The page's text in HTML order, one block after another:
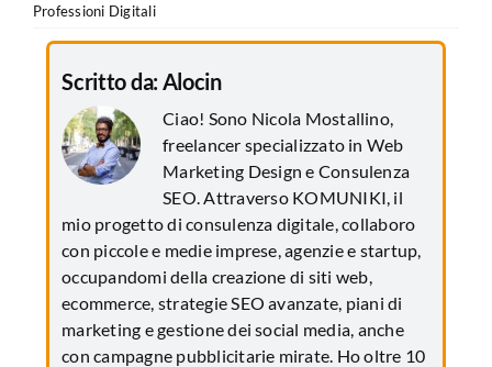
Professioni Digitali
Scritto da:Alocin
Ciao! Sono Nicola Mostallino,
freelancer specializzato in Web
Marketing Design e Consulenza
SEO. Attraverso KOMUNIKI, il
mio progetto di consulenza digitale, collaboro
con piccole e medie imprese, agenzie e startup,
occupandomi della creazione di siti web,
ecommerce, strategie SEO avanzate, piani di
marketing e gestione dei social media, anche
con campagne pubblicitarie mirate. Ho oltre 10